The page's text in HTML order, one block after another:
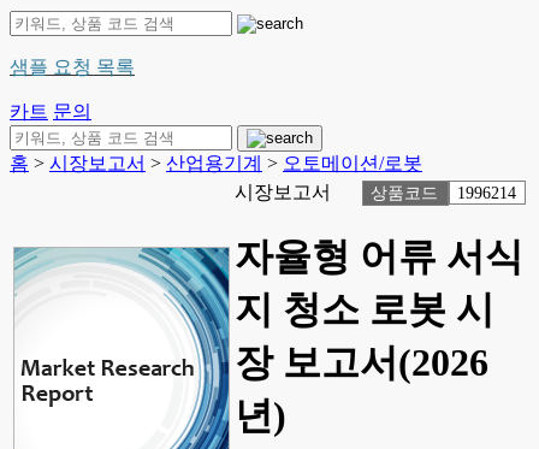
샘플 요청 목록
카트 문의
홈 > 시장보고서 > 산업용기계 > 오토메이션/로봇
시장보고서
상품코드 1996214
자율형 어류 서식
지 청소 로봇 시
장 보고서(2026
년)